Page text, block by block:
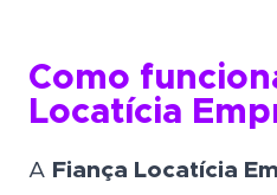
Como
Locatícia
A Fiança Locatícia